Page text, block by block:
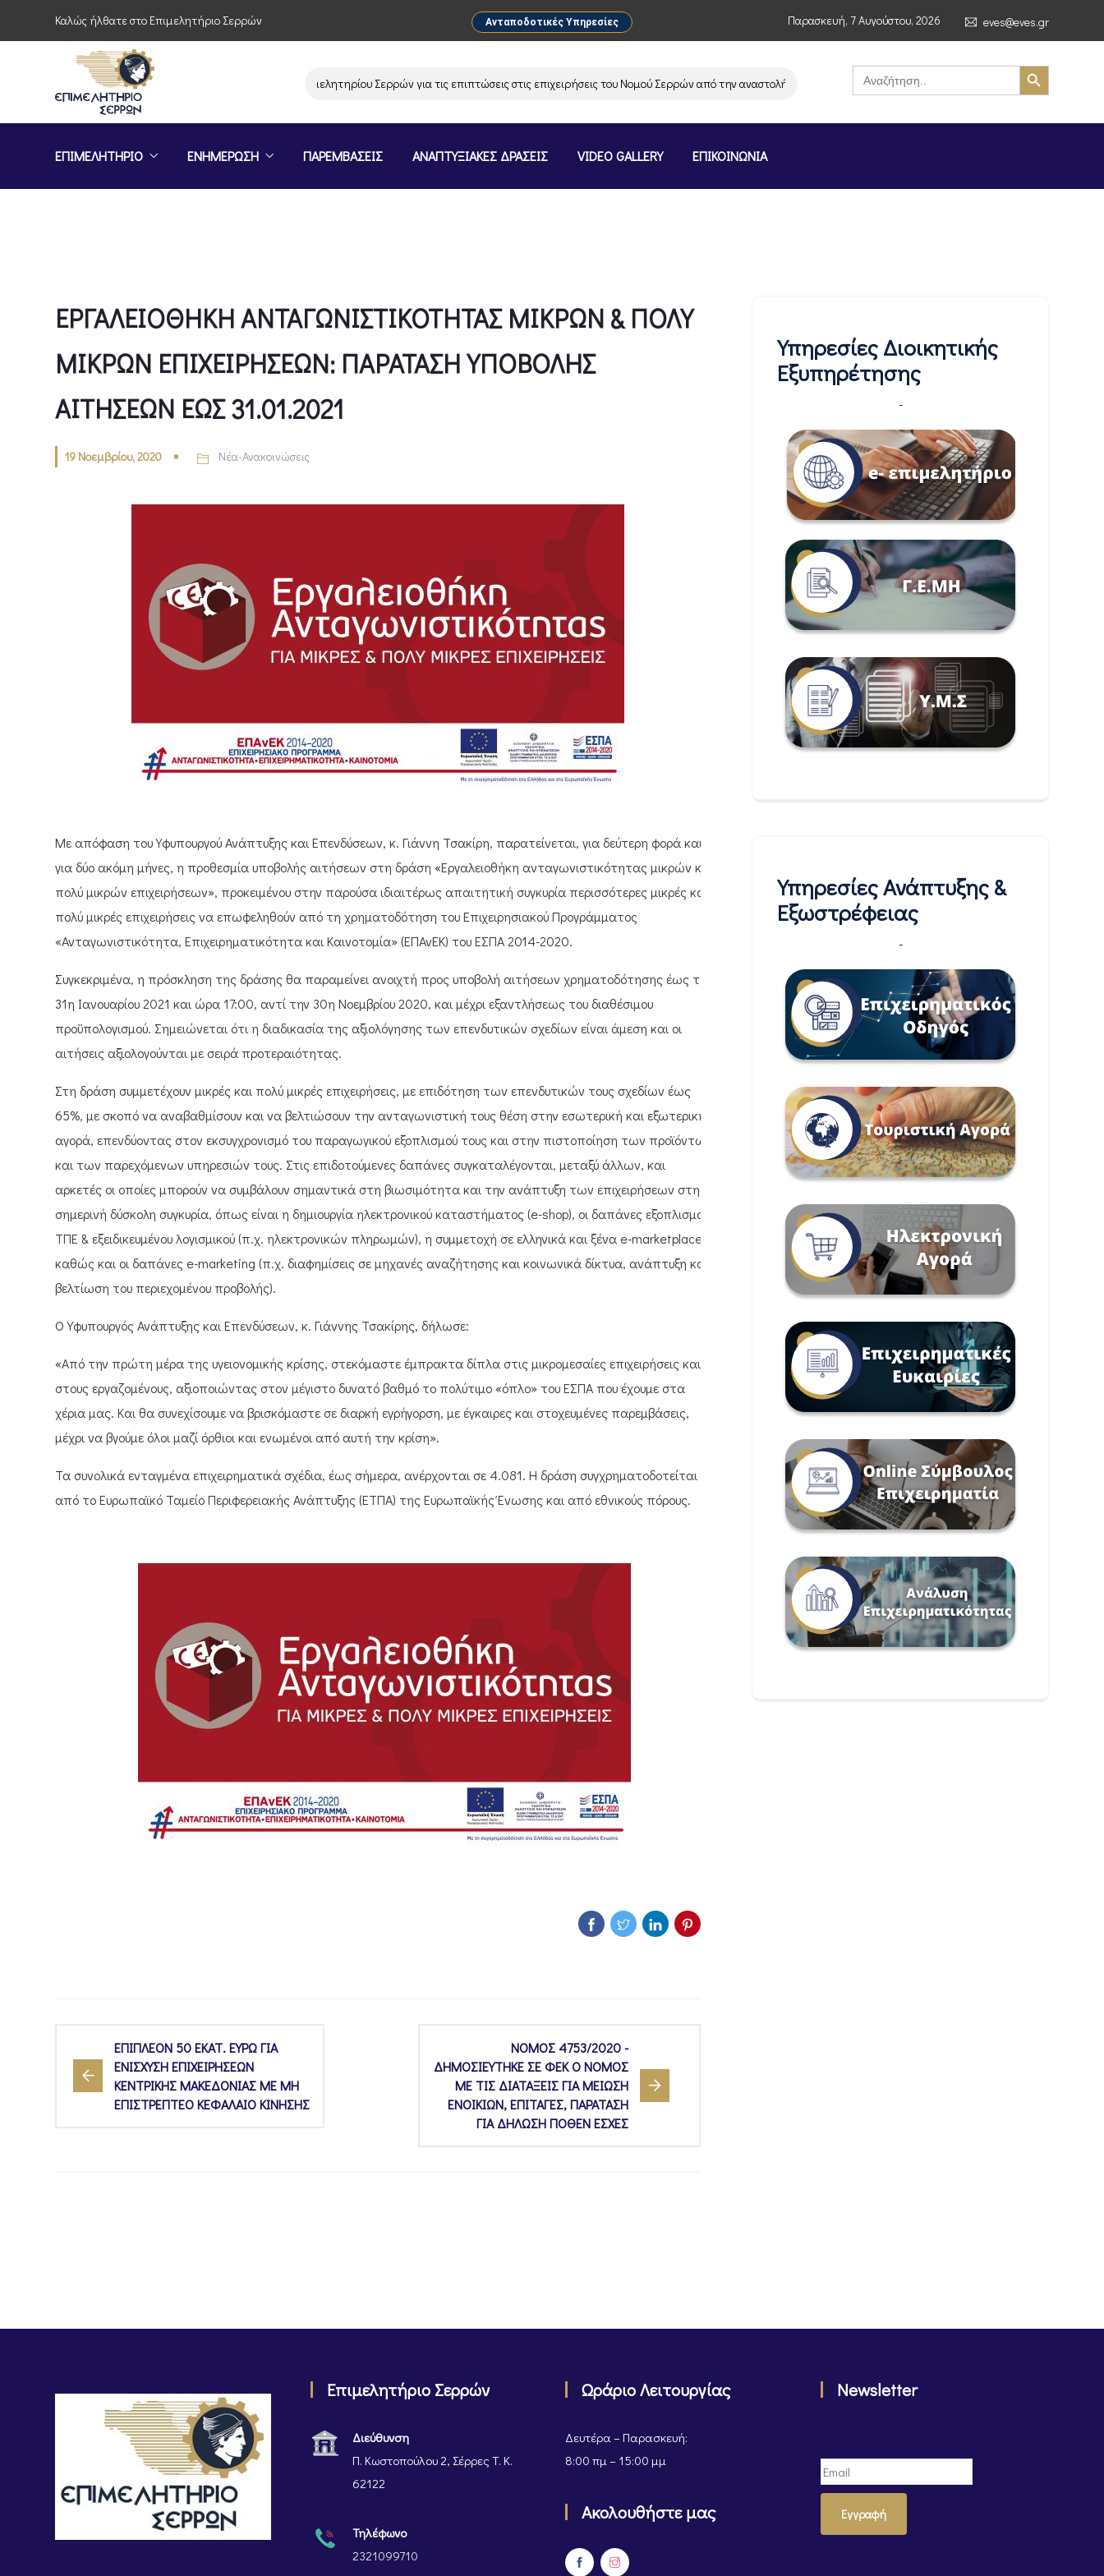
Καλώς ήλθατε στο Επιμελητήριο Σερρών Ανταποδοτικές Υπηρεσίες Παρασκευή, 7 Αυγούστου, 2026 eves@eves.gr
Παρέμβαση του Επιμελητηρίου Σερρών για τις επιπτώσεις στις επιχειρήσεις του Νομού Σερρών από την αναστολή λειτουργίας της αλυσίδας σούπερ μάρκετ MERE στην Ελλάδα –
Search
for:
Search Button
ΕΠΙΜΕΛΗΤΗΡΙΟ ΕΝΗΜΕΡΩΣΗ ΠΑΡΕΜΒΑΣΕΙΣ ΑΝΑΠΤΥΞΙΑΚΕΣ ΔΡΑΣΕΙΣ VIDEO GALLERY ΕΠΙΚΟΙΝΩΝΙΑ
ΕΡΓΑΛΕΙΟΘΗΚΗ ΑΝΤΑΓΩΝΙΣΤΙΚΟΤΗΤΑΣ ΜΙΚΡΩΝ & ΠΟΛΥ
ΜΙΚΡΩΝ ΕΠΙΧΕΙΡΗΣΕΩΝ: ΠΑΡΑΤΑΣΗ ΥΠΟΒΟΛΗΣ
ΑΙΤΗΣΕΩΝ ΕΩΣ 31.01.2021
19 Νοεμβρίου, 2020 Νέα-Ανακοινώσεις
Με απόφαση του Υφυπουργού Ανάπτυξης και Επενδύσεων, κ. Γιάννη Τσακίρη, παρατείνεται, για δεύτερη φορά και
για δύο ακόμη μήνες, η προθεσμία υποβολής αιτήσεων στη δράση «Εργαλειοθήκη ανταγωνιστικότητας μικρών και
πολύ μικρών επιχειρήσεων», προκειμένου στην παρούσα ιδιαιτέρως απαιτητική συγκυρία περισσότερες μικρές και
πολύ μικρές επιχειρήσεις να επωφεληθούν από τη χρηματοδότηση του Επιχειρησιακού Προγράμματος
«Ανταγωνιστικότητα, Επιχειρηματικότητα και Καινοτομία» (ΕΠΑνΕΚ) του ΕΣΠΑ 2014-2020.
Συγκεκριμένα, η πρόσκληση της δράσης θα παραμείνει ανοιχτή προς υποβολή αιτήσεων χρηματοδότησης έως την
31η Ιανουαρίου 2021 και ώρα 17:00, αντί την 30η Νοεμβρίου 2020, και μέχρι εξαντλήσεως του διαθέσιμου
προϋπολογισμού. Σημειώνεται ότι η διαδικασία της αξιολόγησης των επενδυτικών σχεδίων είναι άμεση και οι
αιτήσεις αξιολογούνται με σειρά προτεραιότητας.
Στη δράση συμμετέχουν μικρές και πολύ μικρές επιχειρήσεις, με επιδότηση των επενδυτικών τους σχεδίων έως
65%, με σκοπό να αναβαθμίσουν και να βελτιώσουν την ανταγωνιστική τους θέση στην εσωτερική και εξωτερική
αγορά, επενδύοντας στον εκσυγχρονισμό του παραγωγικού εξοπλισμού τους και στην πιστοποίηση των προϊόντων
και των παρεχόμενων υπηρεσιών τους. Στις επιδοτούμενες δαπάνες συγκαταλέγονται, μεταξύ άλλων, και
αρκετές οι οποίες μπορούν να συμβάλουν σημαντικά στη βιωσιμότητα και την ανάπτυξη των επιχειρήσεων στη
σημερινή δύσκολη συγκυρία, όπως είναι η δημιουργία ηλεκτρονικού καταστήματος (e-shop), οι δαπάνες εξοπλισμού
ΤΠΕ & εξειδικευμένου λογισμικού (π.χ. ηλεκτρονικών πληρωμών), η συμμετοχή σε ελληνικά και ξένα e-marketplaces,
καθώς και οι δαπάνες e-marketing (π.χ. διαφημίσεις σε μηχανές αναζήτησης και κοινωνικά δίκτυα, ανάπτυξη και
βελτίωση του περιεχομένου προβολής).
Ο Υφυπουργός Ανάπτυξης και Επενδύσεων, κ. Γιάννης Τσακίρης, δήλωσε:
«Από την πρώτη μέρα της υγειονομικής κρίσης, στεκόμαστε έμπρακτα δίπλα στις μικρομεσαίες επιχειρήσεις και
στους εργαζομένους, αξιοποιώντας στον μέγιστο δυνατό βαθμό το πολύτιμο «όπλο» του ΕΣΠΑ που έχουμε στα
χέρια μας. Και θα συνεχίσουμε να βρισκόμαστε σε διαρκή εγρήγορση, με έγκαιρες και στοχευμένες παρεμβάσεις,
μέχρι να βγούμε όλοι μαζί όρθιοι και ενωμένοι από αυτή την κρίση».
Τα συνολικά ενταγμένα επιχειρηματικά σχέδια, έως σήμερα, ανέρχονται σε 4.081. Η δράση συγχρηματοδοτείται
από το Ευρωπαϊκό Ταμείο Περιφερειακής Ανάπτυξης (ΕΤΠΑ) της Ευρωπαϊκής Ένωσης και από εθνικούς πόρους.
ΕΠΙΠΛΕΟΝ 50 ΕΚΑΤ. ΕΥΡΩ ΓΙΑ
ΕΝΙΣΧΥΣΗ ΕΠΙΧΕΙΡΗΣΕΩΝ
ΚΕΝΤΡΙΚΗΣ ΜΑΚΕΔΟΝΙΑΣ ΜΕ ΜΗ
ΕΠΙΣΤΡΕΠΤΕΟ ΚΕΦΑΛΑΙΟ ΚΙΝΗΣΗΣ
ΝΟΜΟΣ 4753/2020 -
ΔΗΜΟΣΙΕΥΤΗΚΕ ΣΕ ΦΕΚ Ο ΝΟΜΟΣ
ΜΕ ΤΙΣ ΔΙΑΤΑΞΕΙΣ ΓΙΑ ΜΕΙΩΣΗ
ΕΝΟΙΚΙΩΝ, ΕΠΙΤΑΓΕΣ, ΠΑΡΑΤΑΣΗ
ΓΙΑ ΔΗΛΩΣΗ ΠΟΘΕΝ ΕΣΧΕΣ
Υπηρεσίες Διοικητικής
Εξυπηρέτησης
-
Υπηρεσίες Ανάπτυξης &
Εξωστρέφειας
-
Επιμελητήριο Σερρών
Διεύθυνση
Π. Κωστοπούλου 2, Σέρρες Τ. Κ.
62122
Τηλέφωνο
2321099710
Ωράριο Λειτουργίας
Δευτέρα – Παρασκευή:
8:00 πμ – 15:00 μμ
Ακολουθήστε μας
Newsletter
Εγγραφή